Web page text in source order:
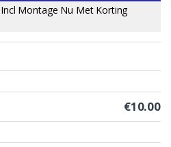
Montage Nu Met Korting
€10.00